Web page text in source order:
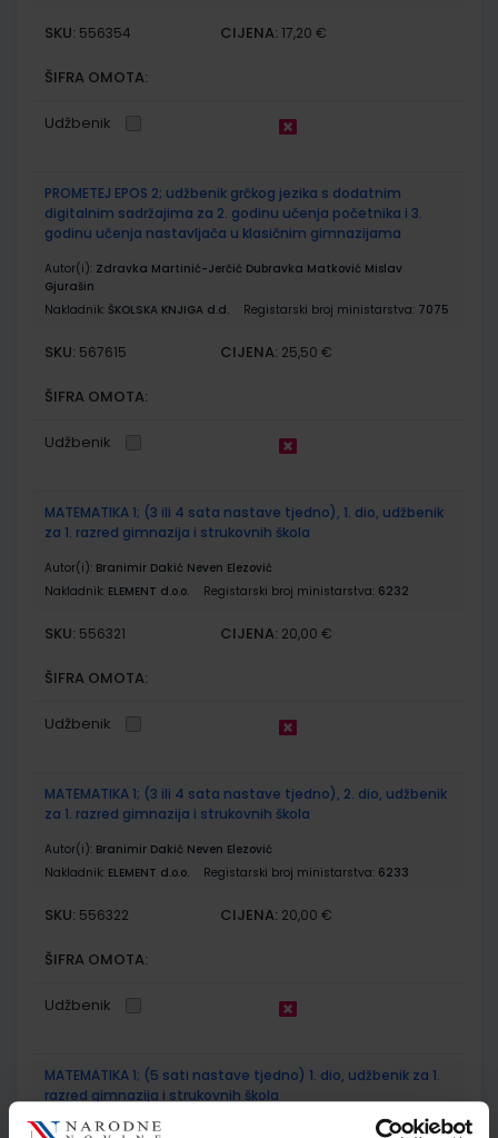
SKU: 556354 CIJENA: 17,20 €
ŠIFRA OMOTA:
Udžbenik
PROMETEJ EPOS 2; udžbenik grčkog jezika s dodatnim
digitalnim sadržajima za 2. godinu učenja početnika i 3.
godinu učenja nastavljača u klasičnim gimnazijama
Autor(i): Zdravka Martinić-Jerčić Dubravka Matković Mislav
Gjurašin
Nakladnik: ŠKOLSKA KNJIGA d.d. Registarski broj ministarstva: 7075
SKU: 567615 CIJENA: 25,50 €
ŠIFRA OMOTA:
Udžbenik
MATEMATIKA 1; (3 ili 4 sata nastave tjedno), 1. dio, udžbenik
za 1. razred gimnazija i strukovnih škola
Autor(i): Branimir Dakić Neven Elezović
Nakladnik: ELEMENT d.o.o. Registarski broj ministarstva: 6232
SKU: 556321 CIJENA: 20,00 €
ŠIFRA OMOTA:
Udžbenik
MATEMATIKA 1; (3 ili 4 sata nastave tjedno), 2. dio, udžbenik
za 1. razred gimnazija i strukovnih škola
Autor(i): Branimir Dakić Neven Elezović
Nakladnik: ELEMENT d.o.o. Registarski broj ministarstva: 6233
SKU: 556322 CIJENA: 20,00 €
ŠIFRA OMOTA:
Udžbenik
MATEMATIKA 1; (5 sati nastave tjedno) 1. dio, udžbenik za 1.
razred gimnazija i strukovnih škola
Autor(i):Branimir Dakić Neven Elezović